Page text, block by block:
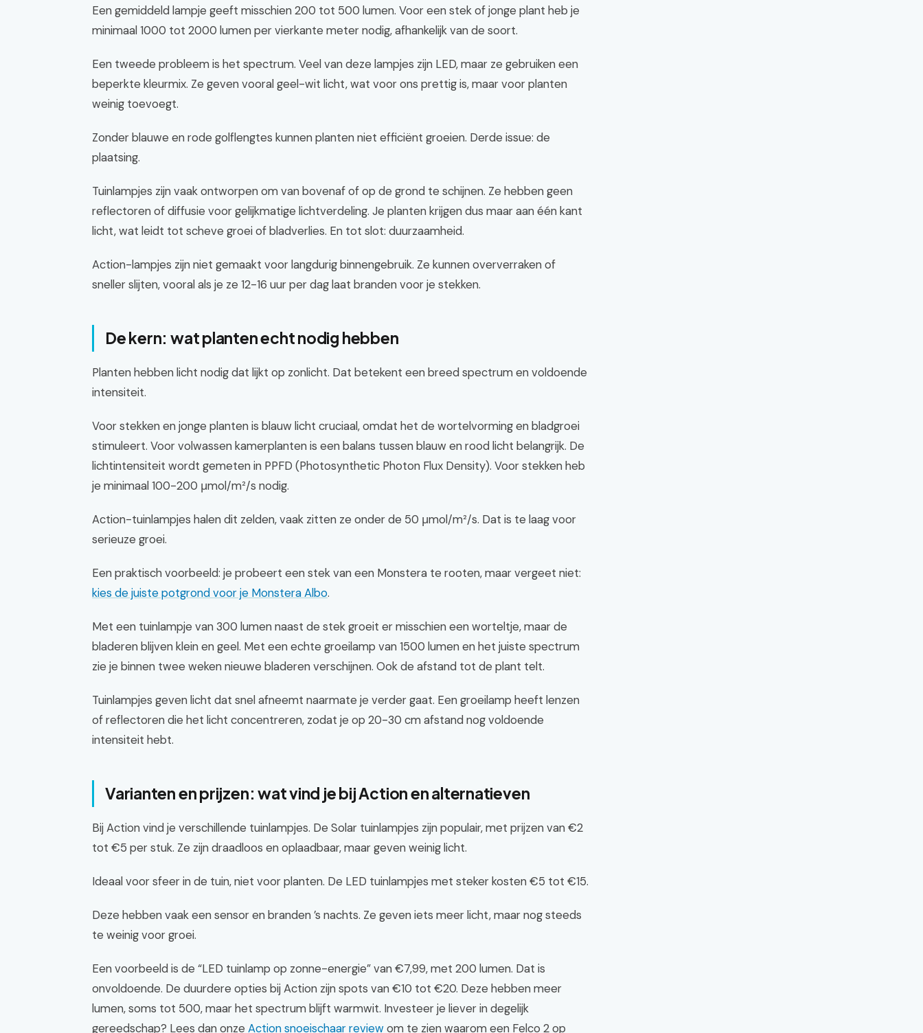
Een gemiddeld lampje geeft misschien 200 tot 500 lumen. Voor een stek of jonge plant heb je
minimaal 1000 tot 2000 lumen per vierkante meter nodig, afhankelijk van de soort.
Een tweede probleem is het spectrum. Veel van deze lampjes zijn LED, maar ze gebruiken een
beperkte kleurmix. Ze geven vooral geel-wit licht, wat voor ons prettig is, maar voor planten
weinig toevoegt.
Zonder blauwe en rode golflengtes kunnen planten niet efficiënt groeien. Derde issue: de
plaatsing.
Tuinlampjes zijn vaak ontworpen om van bovenaf of op de grond te schijnen. Ze hebben geen
reflectoren of diffusie voor gelijkmatige lichtverdeling. Je planten krijgen dus maar aan één kant
licht, wat leidt tot scheve groei of bladverlies. En tot slot: duurzaamheid.
Action-lampjes zijn niet gemaakt voor langdurig binnengebruik. Ze kunnen oververraken of
sneller slijten, vooral als je ze 12-16 uur per dag laat branden voor je stekken.
De kern: wat planten echt nodig hebben
Planten hebben licht nodig dat lijkt op zonlicht. Dat betekent een breed spectrum en voldoende
intensiteit.
Voor stekken en jonge planten is blauw licht cruciaal, omdat het de wortelvorming en bladgroei
stimuleert. Voor volwassen kamerplanten is een balans tussen blauw en rood licht belangrijk. De
lichtintensiteit wordt gemeten in PPFD (Photosynthetic Photon Flux Density). Voor stekken heb
je minimaal 100-200 μmol/m²/s nodig.
Action-tuinlampjes halen dit zelden, vaak zitten ze onder de 50 μmol/m²/s. Dat is te laag voor
serieuze groei.
Een praktisch voorbeeld: je probeert een stek van een Monstera te rooten, maar vergeet niet:
kies de juiste potgrond voor je Monstera Albo.
Met een tuinlampje van 300 lumen naast de stek groeit er misschien een worteltje, maar de
bladeren blijven klein en geel. Met een echte groeilamp van 1500 lumen en het juiste spectrum
zie je binnen twee weken nieuwe bladeren verschijnen. Ook de afstand tot de plant telt.
Tuinlampjes geven licht dat snel afneemt naarmate je verder gaat. Een groeilamp heeft lenzen
of reflectoren die het licht concentreren, zodat je op 20-30 cm afstand nog voldoende
intensiteit hebt.
Varianten en prijzen: wat vind je bij Action en alternatieven
Bij Action vind je verschillende tuinlampjes. De Solar tuinlampjes zijn populair, met prijzen van €2
tot €5 per stuk. Ze zijn draadloos en oplaadbaar, maar geven weinig licht.
Ideaal voor sfeer in de tuin, niet voor planten. De LED tuinlampjes met steker kosten €5 tot €15.
Deze hebben vaak een sensor en branden ’s nachts. Ze geven iets meer licht, maar nog steeds
te weinig voor groei.
Een voorbeeld is de “LED tuinlamp op zonne-energie” van €7,99, met 200 lumen. Dat is
onvoldoende. De duurdere opties bij Action zijn spots van €10 tot €20. Deze hebben meer
lumen, soms tot 500, maar het spectrum blijft warmwit. Investeer je liever in degelijk
gereedschap? Lees dan onze Action snoeischaar reviewom te zien waarom een Felco 2 op